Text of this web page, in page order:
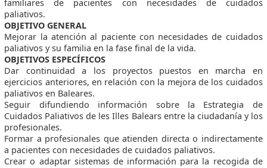
familiares de pacientes con necesidades de cuidados
paliativos.
OBJETIVO GENERAL
Mejorar la atención al paciente con necesidades de cuidados
paliativos y su familia en la fase final de la vida.
OBJETIVOS ESPECÍFICOS
Dar continuidad a los proyectos puestos en marcha en
ejercicios anteriores, en relación con la mejora de los cuidados
paliativos en Baleares.
Seguir difundiendo información sobre la Estrategia de
Cuidados Paliativos de les Illes Balears entre la ciudadanía y los
profesionales.
Formar a profesionales que atienden directa o indirectamente
a pacientes con necesidades de cuidados paliativos.
Crear o adaptar sistemas de información para la recogida de